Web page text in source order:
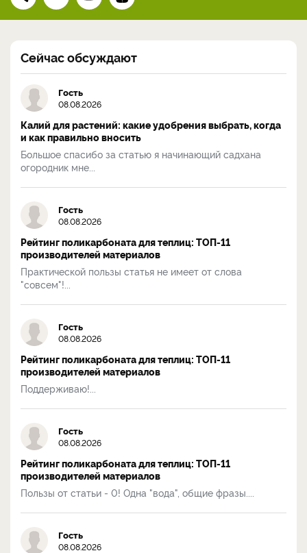
Сейчас обсуждают
Гость
08.08.2026
Калий для растений: какие удобрения выбрать, когда
и как правильно вносить
Большое спасибо за статью я начинающий садхана
огородник мне...
Гость
08.08.2026
Рейтинг поликарбоната для теплиц: ТОП-11
производителей материалов
Практической пользы статья не имеет от слова
"совсем"!...
Гость
08.08.2026
Рейтинг поликарбоната для теплиц: ТОП-11
производителей материалов
Поддерживаю!...
Гость
08.08.2026
Рейтинг поликарбоната для теплиц: ТОП-11
производителей материалов
Пользы от статьи - 0! Одна "вода", общие фразы....
Гость
08.08.2026